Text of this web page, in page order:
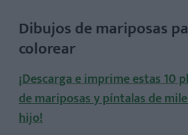
Dibujos de mariposas
colorear
¡Descarga e imprime estas 10
de mariposas y píntalas de
hijo!